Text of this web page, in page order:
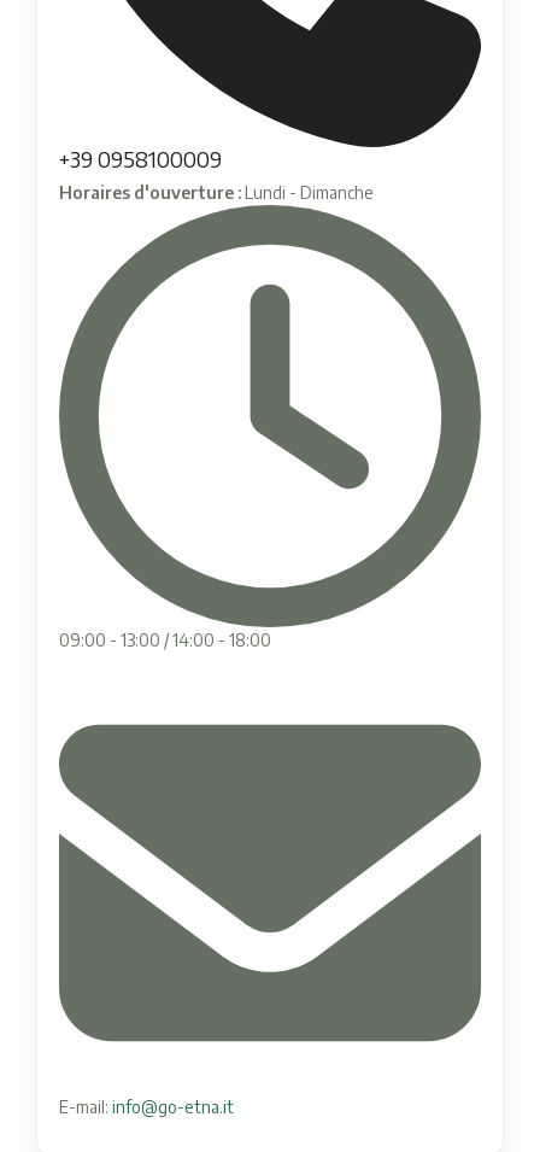
+39 0958100009
Horaires d'ouverture :Lundi - Dimanche
09:00 - 13:00 / 14:00 - 18:00
E-mail: info@go-etna.it